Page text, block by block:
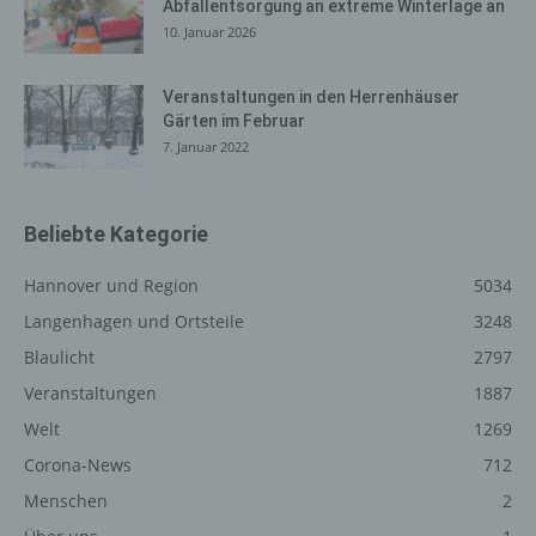
Abfallentsorgung an extreme Winterlage an
10. Januar 2026
Veranstaltungen in den Herrenhäuser
Gärten im Februar
7. Januar 2022
Beliebte Kategorie
Hannover und Region
5034
Langenhagen und Ortsteile
3248
Blaulicht
2797
Veranstaltungen
1887
Welt
1269
Corona-News
712
Menschen
2
Verantwortlichen erforderlich. Eine Weitergabe dieser
Daten an Dritte erfolgt grundsätzlich nicht, sofern keine
Weitergabe der Strafverfolgung dient.
Die Registrierung der betroffenen Person unter
freiwilliger Angabe personenbezogener Daten dient dem
die aufgrund der Natur der Sache nur registrierten
Personen steht die Möglichkeit frei, die bei der
Registrierung angegebenen personenbezogenen Daten
löschen zu lassen.
Der für die Verarbeitung Verantwortliche erteilt jeder
betroffenen Person jederzeit auf Anfrage Auskunft